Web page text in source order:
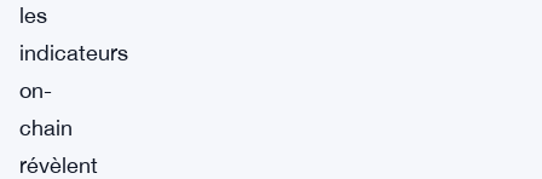
les
indicateurs
on-
chain
révèlent